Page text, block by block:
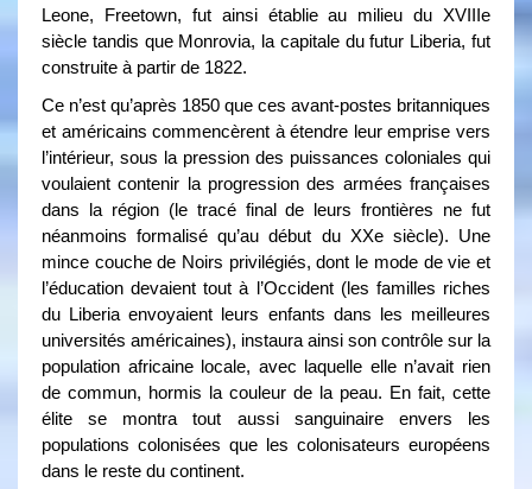
Leone, Freetown, fut ainsi établie au milieu du XVIIIe
siècle tandis que Monrovia, la capitale du futur Liberia, fut
construite à partir de 1822.
Ce n’est qu’après 1850 que ces avant-postes britanniques
et américains commencèrent à étendre leur emprise vers
l’intérieur, sous la pression des puissances coloniales qui
voulaient contenir la progression des armées françaises
dans la région (le tracé final de leurs frontières ne fut
néanmoins formalisé qu’au début du XXe siècle). Une
mince couche de Noirs privilégiés, dont le mode de vie et
l’éducation devaient tout à l’Occident (les familles riches
du Liberia envoyaient leurs enfants dans les meilleures
universités américaines), instaura ainsi son contrôle sur la
population africaine locale, avec laquelle elle n’avait rien
de commun, hormis la couleur de la peau. En fait, cette
élite se montra tout aussi sanguinaire envers les
populations colonisées que les colonisateurs européens
dans le reste du continent.